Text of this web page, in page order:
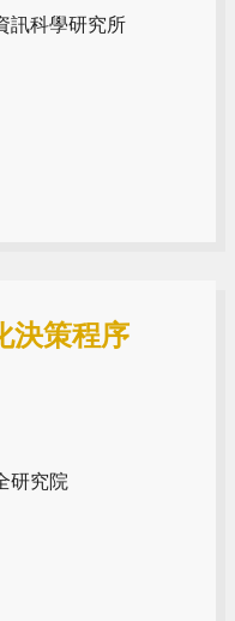
訊科學研究所
決策程序
研究院